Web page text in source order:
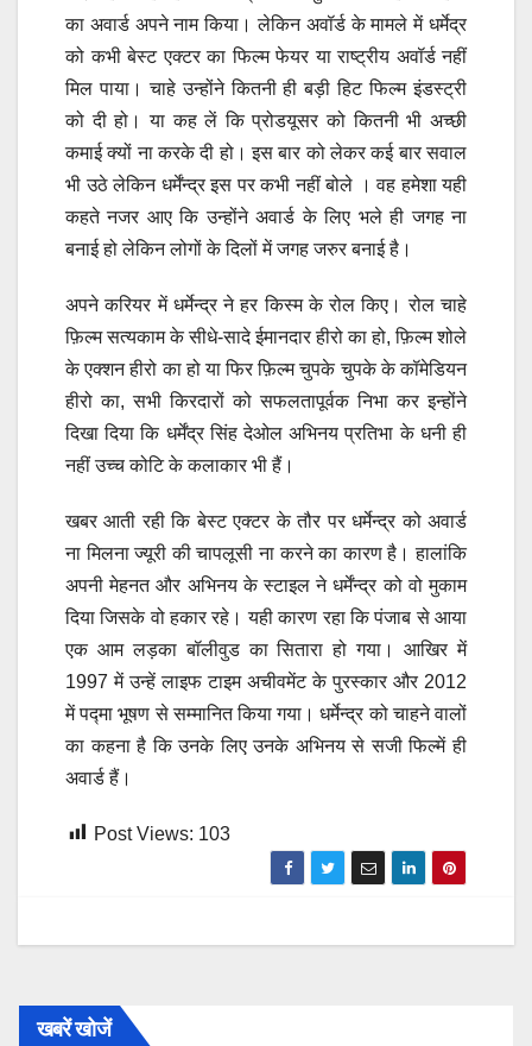
का अवार्ड अपने नाम किया। लेकिन अवॉर्ड के मामले में धर्मेद्र
को कभी बेस्ट एक्टर का फिल्म फेयर या राष्ट्रीय अवॉर्ड नहीं
मिल पाया। चाहे उन्होंने कितनी ही बड़ी हिट फिल्म इंडस्ट्री
को दी हो। या कह लें कि प्रोडयूसर को कितनी भी अच्छी
कमाई क्यों ना करके दी हो। इस बार को लेकर कई बार सवाल
भी उठे लेकिन धर्मेंन्द्र इस पर कभी नहीं बोले । वह हमेशा यही
कहते नजर आए कि उन्होंने अवार्ड के लिए भले ही जगह ना
बनाई हो लेकिन लोगों के दिलों में जगह जरुर बनाई है।
अपने करियर में धर्मेन्द्र ने हर किस्म के रोल किए। रोल चाहे
फ़िल्म सत्यकाम के सीधे-सादे ईमानदार हीरो का हो, फ़िल्म शोले
के एक्शन हीरो का हो या फिर फ़िल्म चुपके चुपके के कॉमेडियन
हीरो का, सभी किरदारों को सफलतापूर्वक निभा कर इन्होंने
दिखा दिया कि धर्मेंद्र सिंह देओल अभिनय प्रतिभा के धनी ही
नहीं उच्च कोटि के कलाकार भी हैं।
खबर आती रही कि बेस्ट एक्टर के तौर पर धर्मेन्द्र को अवार्ड
ना मिलना ज्यूरी की चापलूसी ना करने का कारण है। हालांकि
अपनी मेहनत और अभिनय के स्टाइल ने धर्मेंन्द्र को वो मुकाम
दिया जिसके वो हकार रहे। यही कारण रहा कि पंजाब से आया
एक आम लड़का बॉलीवुड का सितारा हो गया। आखिर में
1997 में उन्हें लाइफ टाइम अचीवमेंट के पुरस्कार और 2012
में पद्मा भूषण से सम्मानित किया गया। धर्मेन्द्र को चाहने वालों
का कहना है कि उनके लिए उनके अभिनय से सजी फिल्में ही
अवार्ड हैं।
Post Views: 103
खबरें खोजें